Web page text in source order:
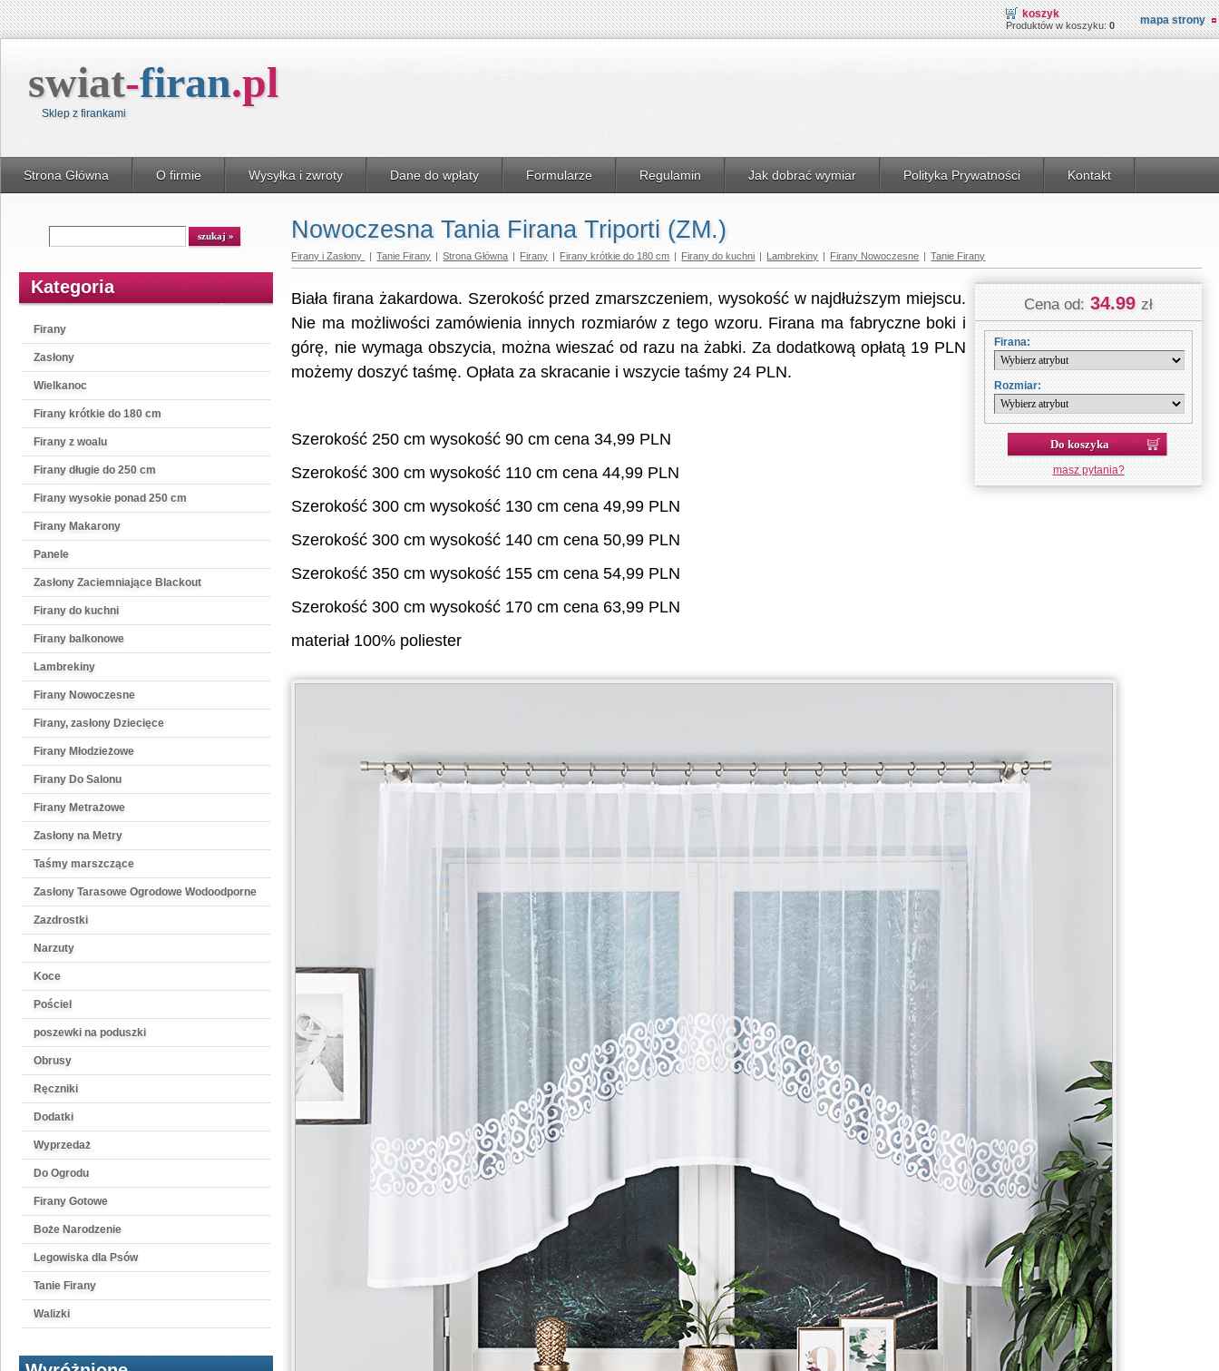
koszyk
Produktów w koszyku:0 mapa strony
swiat-firan.pl
Sklep z firankami
Strona Główna O firmie Wysyłka i zwroty Dane do wpłaty Formularze Regulamin Jak dobrać wymiar Polityka Prywatności Kontakt
Kategoria
Firany
Zasłony
Wielkanoc
Firany krótkie do 180 cm
Firany z woalu
Firany długie do 250 cm
Firany wysokie ponad 250 cm
Firany Makarony
Panele
Zasłony Zaciemniające Blackout
Firany do kuchni
Firany balkonowe
Lambrekiny
Firany Nowoczesne
Firany, zasłony Dziecięce
Firany Młodzieżowe
Firany Do Salonu
Firany Metrażowe
Zasłony na Metry
Taśmy marszczące
Zasłony Tarasowe Ogrodowe Wodoodporne
Zazdrostki
Narzuty
Koce
Pościel
poszewki na poduszki
Obrusy
Ręczniki
Dodatki
Wyprzedaż
Do Ogrodu
Firany Gotowe
Boże Narodzenie
Legowiska dla Psów
Tanie Firany
Walizki
Nowoczesna Tania Firana Triporti (ZM.)
Firany i Zasłony | Tanie Firany | Strona Główna | Firany | Firany krótkie do 180 cm | Firany do kuchni | Lambrekiny | Firany Nowoczesne | Tanie Firany
Cena od: 34.99 zł
Firana:
Rozmiar:
Do koszyka
masz pytania?
Biała firana żakardowa. Szerokość przed zmarszczeniem, wysokość w najdłuższym miejscu.
Nie ma możliwości zamówienia innych rozmiarów z tego wzoru. Firana ma fabryczne boki i
górę, nie wymaga obszycia, można wieszać od razu na żabki. Za dodatkową opłatą 19 PLN
możemy doszyć taśmę. Opłata za skracanie i wszycie taśmy 24 PLN.
Szerokość 250 cm wysokość 90 cm cena 34,99 PLN
Szerokość 300 cm wysokość 110 cm cena 44,99 PLN
Szerokość 300 cm wysokość 130 cm cena 49,99 PLN
Szerokość 300 cm wysokość 140 cm cena 50,99 PLN
Szerokość 350 cm wysokość 155 cm cena 54,99 PLN
Szerokość 300 cm wysokość 170 cm cena 63,99 PLN
materiał 100% poliester